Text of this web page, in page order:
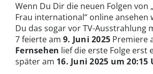
Wenn Du Dir die neuen Folgen von
Frau international“ online ansehen
Du das sogar vor TV-Ausstrahlung
7 feierte am 9. Juni 2025 Premiere
Fernsehen lief die erste Folge erst
später am 16. Juni 2025 um 20:15